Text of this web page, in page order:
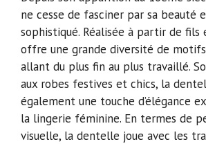
ne cesse de fasciner par sa beauté
sophistiqué. Réalisée à partir de fils
offre une grande diversité de
allant du plus fin au plus travaillé.
aux robes festives et chics, la
également une touche d’élégance
la lingerie féminine. En termes de
visuelle, la dentelle joue avec les